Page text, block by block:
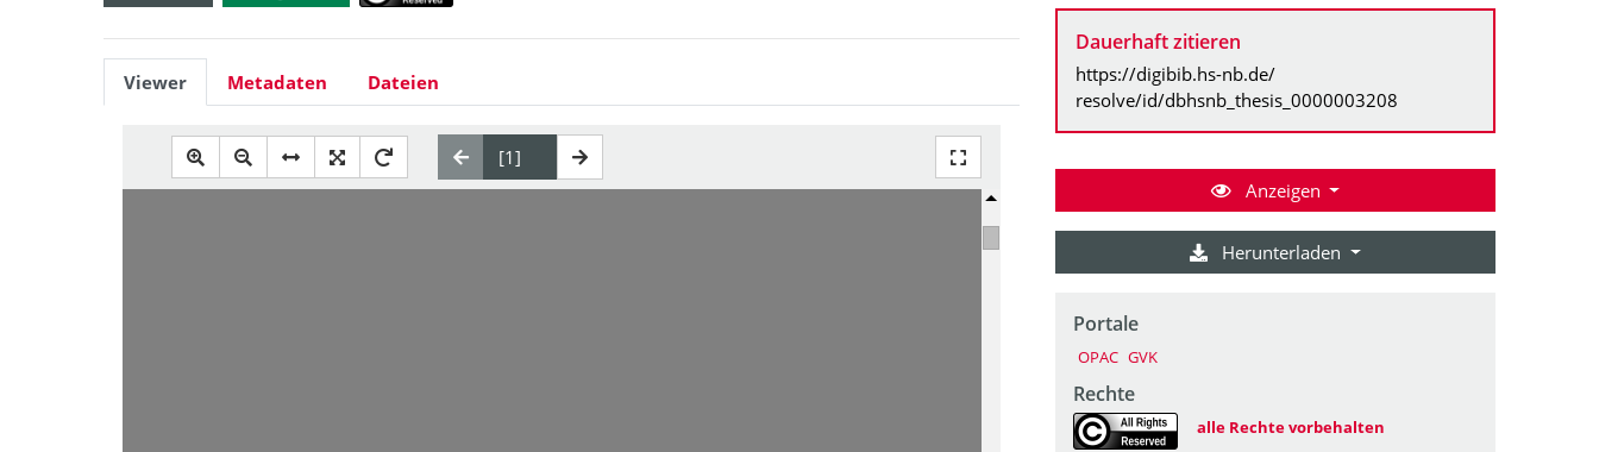
Viewer Metadaten Dateien
Dauerhaft zitieren
https://digibib.hs-nb.de/
resolve/id/dbhsnb_thesis_0000003208
Anzeigen
Herunterladen
Portale
OPAC GVK
Rechte
alle Rechte vorbehalten